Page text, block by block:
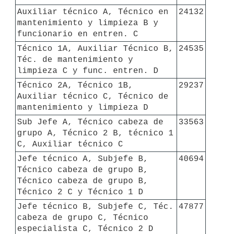
Auxiliar técnico A, Técnico en
mantenimiento y limpieza B y
funcionario en entren. C
24132
Técnico 1A, Auxiliar Técnico B,
Téc. de mantenimiento y
limpieza C y func. entren. D
24535
Técnico 2A, Técnico 1B,
Auxiliar técnico C, Técnico de
mantenimiento y limpieza D
29237
Sub Jefe A, Técnico cabeza de
grupo A, Técnico 2 B, técnico 1
C, Auxiliar técnico C
33563
Jefe técnico A, Subjefe B,
Técnico cabeza de grupo B,
Técnico cabeza de grupo B,
Técnico 2 C y Técnico 1 D
40694
Jefe técnico B, Subjefe C, Téc.
cabeza de grupo C, Técnico
especialista C, Técnico 2 D
47877